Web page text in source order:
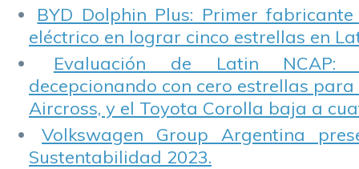
BYD Dolphin Plus: Primer
eléctrico en lograr cinco estrellas en
Evaluación de Latin NCAP:
decepcionando con cero estrellas para
Aircross, y el Toyota Corolla baja a
Volkswagen Group Argentina
Sustentabilidad 2023.